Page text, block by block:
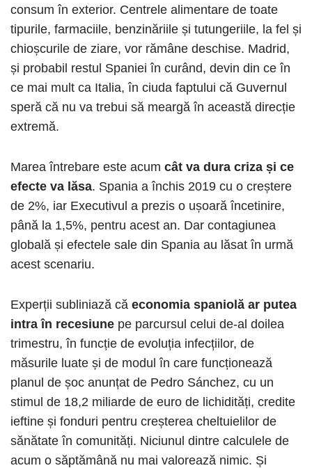
consum în exterior. Centrele alimentare de toate
tipurile, farmaciile, benzinăriile și tutungeriile, la fel și
chioșcurile de ziare, vor rămâne deschise. Madrid,
și probabil restul Spaniei în curând, devin din ce în
ce mai mult ca Italia, în ciuda faptului că Guvernul
speră că nu va trebui să meargă în această direcție
extremă.
Marea întrebare este acum cât va dura criza și ce
efecte va lăsa. Spania a închis 2019 cu o creștere
de 2%, iar Executivul a prezis o ușoară încetinire,
până la 1,5%, pentru acest an. Dar contagiunea
globală și efectele sale din Spania au lăsat în urmă
acest scenariu.
Experții subliniază că economia spaniolă ar putea
intra în recesiune pe parcursul celui de-al doilea
trimestru, în funcție de evoluția infecțiilor, de
măsurile luate și de modul în care funcționează
planul de șoc anunțat de Pedro Sánchez, cu un
stimul de 18,2 miliarde de euro de lichidități, credite
ieftine și fonduri pentru creșterea cheltuielilor de
sănătate în comunități. Niciunul dintre calculele de
acum o săptămână nu mai valorează nimic. Și